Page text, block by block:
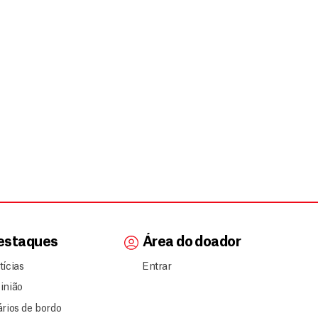
de bordo
Área do doador
Entrar